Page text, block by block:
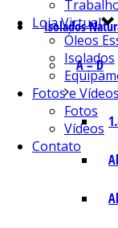
Isolados
A – D
Loja Virtual
Óleos
Isolados
Fotos e Vídeos
Fotos
Vídeos
Contato